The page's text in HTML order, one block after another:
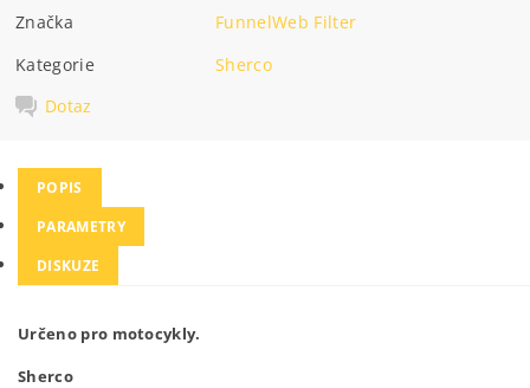
Značka
FunnelWeb Filter
Kategorie
Sherco
Dotaz
POPIS
PARAMETRY
DISKUZE
Určeno pro motocykly.
Sherco